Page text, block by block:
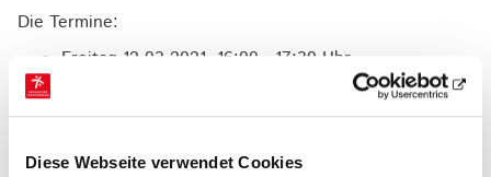
Diese Webseite verwendet Cookies
Die Termine:
Freitag 12.03.2021, 16:00 - 17:30 Uhr
Mittwoch 17.03.2021, 18:30 - 20:00 Uhr